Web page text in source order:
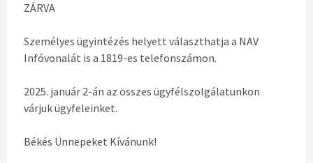
ZÁRVA
Személyes ügyintézés helyett választhatja a NAV
Infóvonalát is a 1819-es telefonszámon.
2025. január 2-án az összes ügyfélszolgálatunkon
várjuk ügyfeleinket.
Békés Ünnepeket Kívánunk!